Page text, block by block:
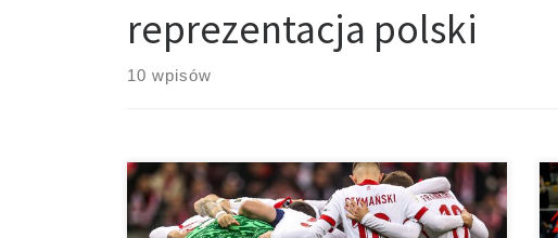
reprezentacja polski
10 wpisów
Jednym ze smutniejszych zjawisk ostatniego czasu w